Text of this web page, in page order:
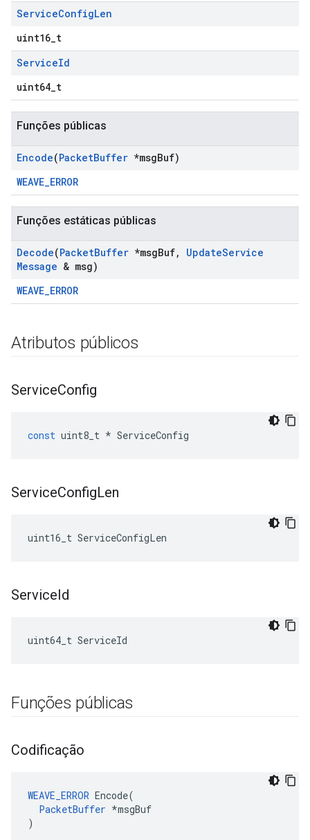
ServiceConfigLen
uint16_t
ServiceId
uint64_t
Funções públicas
Encode(PacketBuffer *msgBuf)
WEAVE_ERROR
Funções estáticas públicas
Decode(PacketBuffer *msgBuf, UpdateService
Message & msg)
WEAVE_ERROR
Atributos públicos
ServiceConfig
const uint8_t * ServiceConfig
ServiceConfigLen
uint16_t ServiceConfigLen
ServiceId
uint64_t ServiceId
Funções públicas
Codificação
WEAVE_ERROR Encode(
PacketBuffer *msgBuf
)